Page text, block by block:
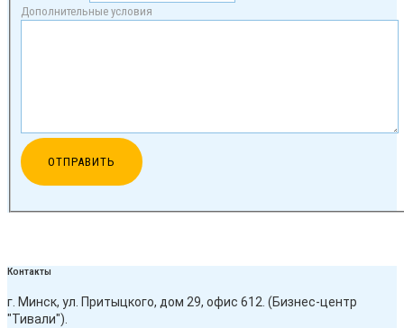
Дополнительные условия
Контакты
г. Минск, ул. Притыцкого, дом 29, офис 612. (Бизнес-центр
"Тивали").